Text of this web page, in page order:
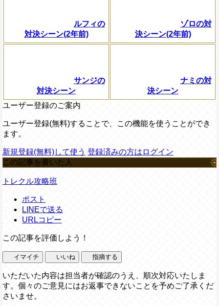
ルフィの
対決シーン(2年前)
ゾロの対
決シーン(2年前)
サンジの
対決シーン
ナミの対
決シーン
ユーザー登録のご案内
ユーザー登録(無料)することで、この機能を使うことができ
ます。
新規登録(無料)して使う 登録済みの方はログイン
この記事を書いた人
トレクル攻略班
ポスト
LINEで送る
URLコピー
この記事を評価しよう！
イマイチ いいね 指摘する
いただいた内容は担当者が確認のうえ、順次対応いたしま
す。個々のご意見にはお返事できないことを予めご了承くだ
さいませ。